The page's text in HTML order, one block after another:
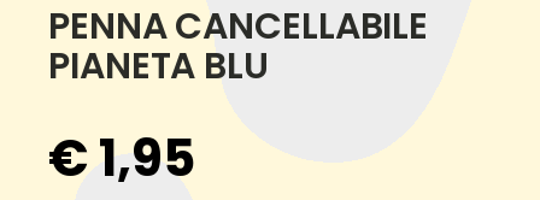
PENNA CANCELLABILE
PIANETA BLU
€1,95